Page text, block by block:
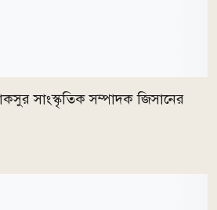
সাংস্কৃতিক সম্পাদক জিসানের